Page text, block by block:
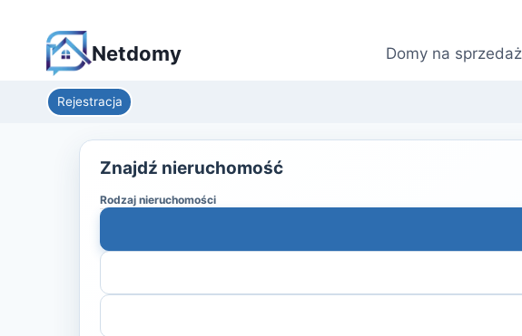
Netdomy Domy na sprzedaż
Rejestracja
Znajdź nieruchomość
Rodzaj nieruchomości